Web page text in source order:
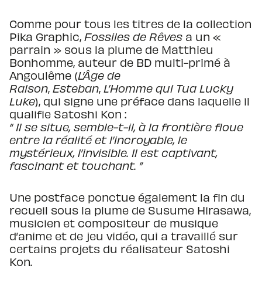
Comme pour tous les titres de la collection
Pika Graphic, Fossiles de Rêves a un «
parrain » sous la plume de Matthieu
Bonhomme, auteur de BD multi-primé à
Angoulême (L’Âge de
Raison, Esteban, L’Homme qui Tua Lucky
Luke), qui signe une préface dans laquelle il
qualifie Satoshi Kon :
“ Il se situe, semble-t-il, à la frontière floue
entre la réalité et l’incroyable, le
mystérieux, l’invisible. Il est captivant,
fascinant et touchant. ”
Une postface ponctue également la fin du
recueil sous la plume de Susume Hirasawa,
musicien et compositeur de musique
d’anime et de jeu vidéo, qui a travaillé sur
certains projets du réalisateur Satoshi
Kon.